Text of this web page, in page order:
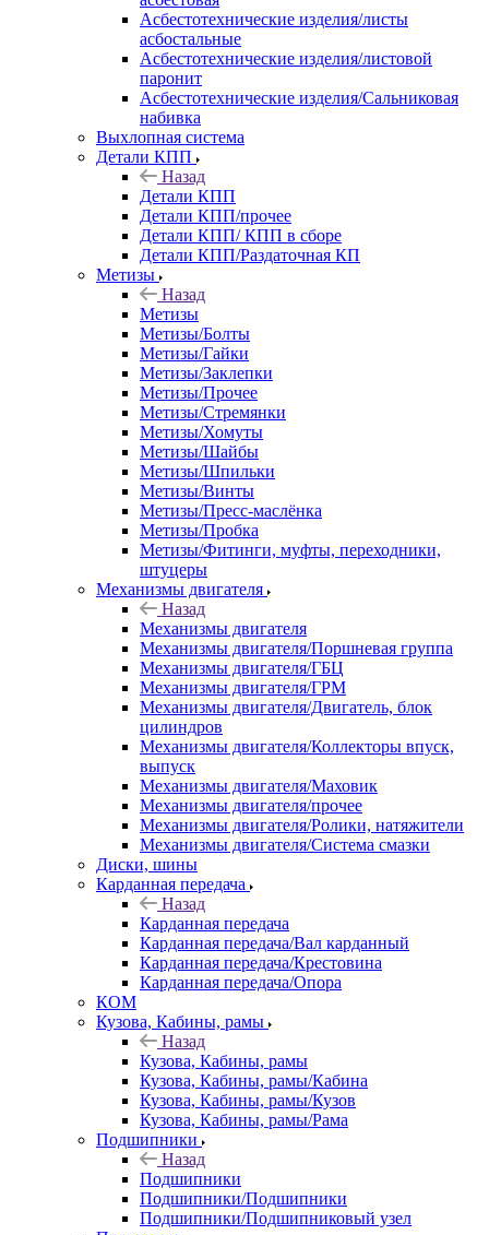
Асбестотехнические изделия/листы
асбостальные
Асбестотехнические изделия/листовой
паронит
Асбестотехнические изделия/Сальниковая
набивка
Выхлопная система
Детали КПП
Назад
Детали КПП
Детали КПП/прочее
Детали КПП/ КПП в сборе
Детали КПП/Раздаточная КП
Метизы
Назад
Метизы
Метизы/Болты
Метизы/Гайки
Метизы/Заклепки
Метизы/Прочее
Метизы/Стремянки
Метизы/Хомуты
Метизы/Шайбы
Метизы/Шпильки
Метизы/Винты
Метизы/Пресс-маслёнка
Метизы/Пробка
Метизы/Фитинги, муфты, переходники,
штуцеры
Механизмы двигателя
Назад
Механизмы двигателя
Механизмы двигателя/Поршневая группа
Механизмы двигателя/ГБЦ
Механизмы двигателя/ГРМ
Механизмы двигателя/Двигатель, блок
цилиндров
Механизмы двигателя/Коллекторы впуск,
выпуск
Механизмы двигателя/Маховик
Механизмы двигателя/прочее
Механизмы двигателя/Ролики, натяжители
Механизмы двигателя/Система смазки
Диски, шины
Карданная передача
Назад
Карданная передача
Карданная передача/Вал карданный
Карданная передача/Крестовина
Карданная передача/Опора
КОМ
Кузова, Кабины, рамы
Назад
Кузова, Кабины, рамы
Кузова, Кабины, рамы/Кабина
Кузова, Кабины, рамы/Кузов
Кузова, Кабины, рамы/Рама
Подшипники
Назад
Подшипники
Подшипники/Подшипники
Подшипники/Подшипниковый узел